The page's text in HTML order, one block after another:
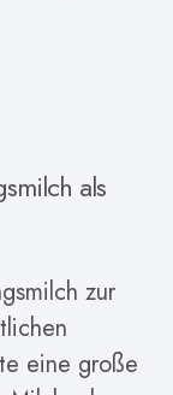
als
zur
eine große